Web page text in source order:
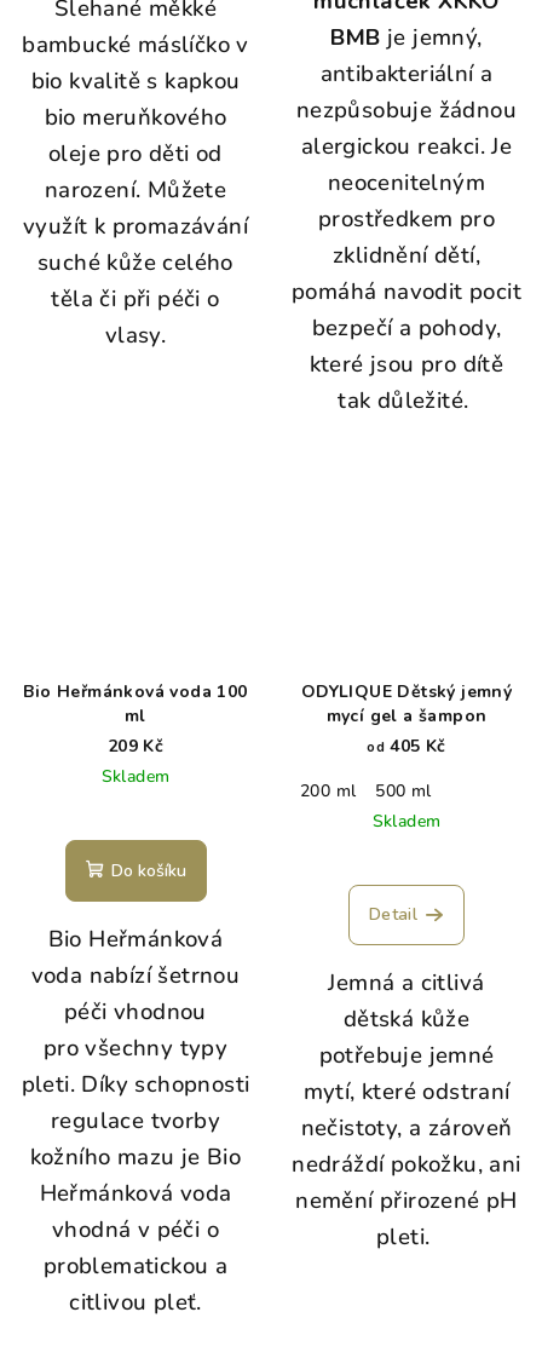
Šlehané měkké
bambucké máslíčko v
bio kvalitě s kapkou
bio meruňkového
oleje pro děti od
narození. Můžete
využít k promazávání
suché kůže celého
těla či při péči o
vlasy.
BMB je jemný,
antibakteriální a
nezpůsobuje žádnou
alergickou reakci. Je
neocenitelným
prostředkem pro
zklidnění dětí,
pomáhá navodit pocit
bezpečí a pohody,
které jsou pro dítě
tak důležité.
Bio Heřmánková voda 100
ml
209 Kč
Skladem
Do košíku
Bio Heřmánková
voda nabízí šetrnou
péči vhodnou
pro všechny typy
pleti. Díky schopnosti
regulace tvorby
kožního mazu je Bio
Heřmánková voda
vhodná v péči o
problematickou a
citlivou pleť.
ODYLIQUE Dětský jemný
mycí gel a šampon
od 405 Kč
200 ml
500 ml
Skladem
Detail
Jemná a citlivá
dětská kůže
potřebuje jemné
mytí, které odstraní
nečistoty, a zároveň
nedráždí pokožku, ani
nemění přirozené pH
pleti.